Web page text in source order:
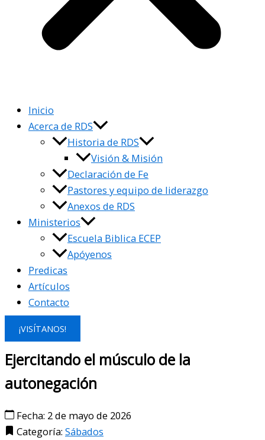
Inicio
Acerca de RDS
Historia de RDS
Visión & Misión
Declaración de Fe
Pastores y equipo de liderazgo
Anexos de RDS
Ministerios
Escuela Biblica ECEP
Apóyenos
Predicas
Artículos
Contacto
¡VISÍTANOS!
Ejercitando el músculo de la
autonegación
Fecha: 2 de mayo de 2026
Categoría: Sábados